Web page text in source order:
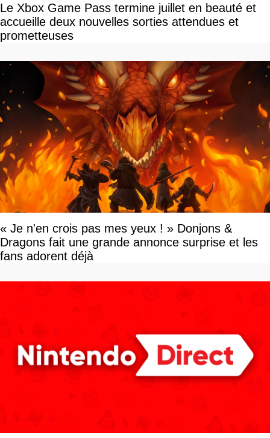
Le Xbox Game Pass termine juillet en beauté et
accueille deux nouvelles sorties attendues et
prometteuses
« Je n'en crois pas mes yeux ! » Donjons &
Dragons fait une grande annonce surprise et les
fans adorent déjà